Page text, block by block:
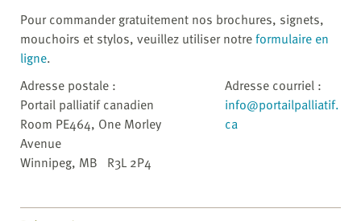
Pour commander gratuitement nos brochures, signets,
mouchoirs et stylos, veuillez utiliser notreformulaire en
ligne.
Adresse postale :
Portail palliatif canadien
Room PE464, One Morley
Avenue
Winnipeg, MB R3L 2P4
Adresse courriel :
info@portailpalliatif.
ca